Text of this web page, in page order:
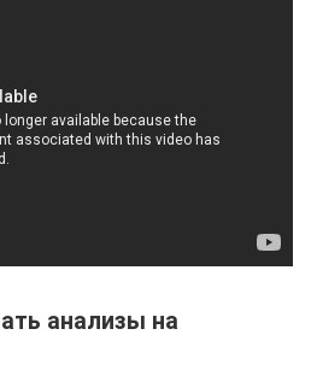
анализы на